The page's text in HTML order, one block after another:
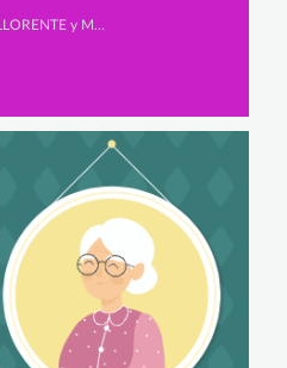
Secundaria, IRENE OLIVARES LLORENTE y MARTINA ECHEVERRÍA SÁNCHEZ